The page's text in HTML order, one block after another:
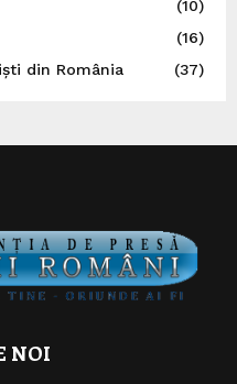
(10)
(16)
din România
(37)
NOI